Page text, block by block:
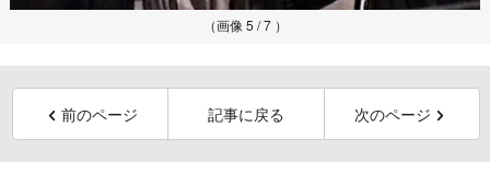
（画像 5 / 7 ）
前のページ 記事に戻る 次のページ